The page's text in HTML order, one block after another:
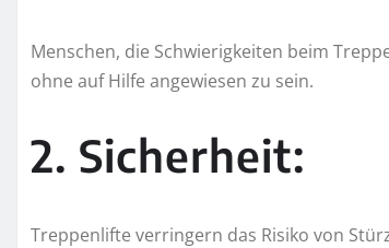
Menschen, die Schwierigkeiten beim
ohne auf Hilfe angewiesen zu sein.
2. Sicherheit:
Treppenlifte verringern das Risiko von